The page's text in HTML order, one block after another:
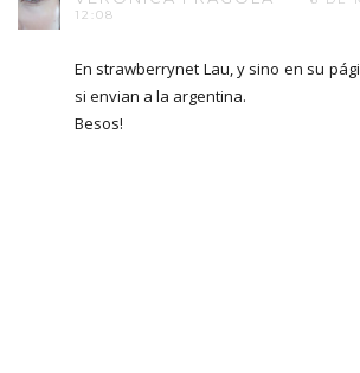
12:08
En strawberrynet Lau, y sino en su
si envian a la argentina.
Besos!